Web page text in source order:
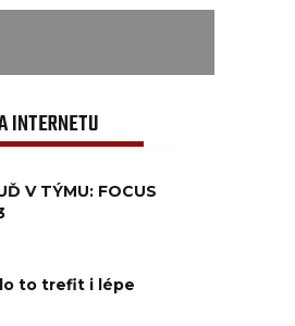
INTERNETU
V TÝMU: FOCUS
to trefit i lépe